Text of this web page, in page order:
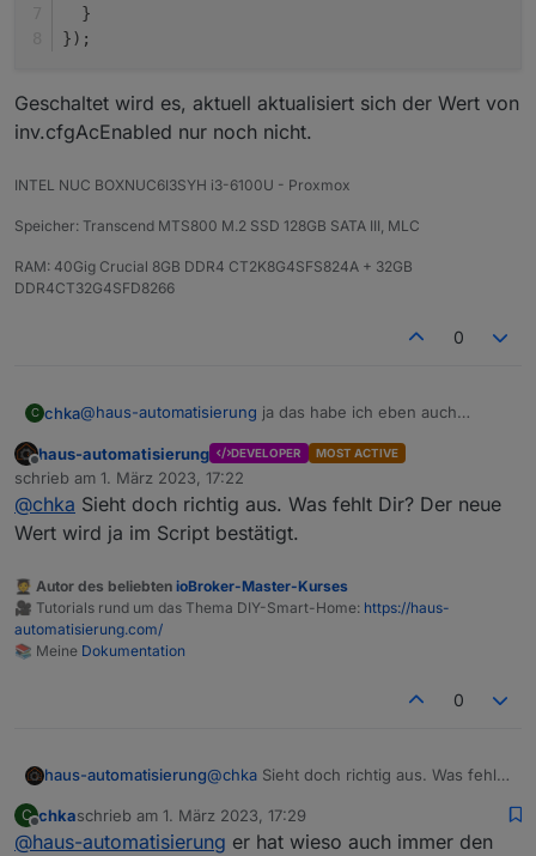
  }
});
Geschaltet wird es, aktuell aktualisiert sich der Wert von
inv.cfgAcEnabled nur noch nicht.
INTEL NUC BOXNUC6I3SYH i3-6100U - Proxmox
Speicher: Transcend MTS800 M.2 SSD 128GB SATA III, MLC
RAM: 40Gig Crucial 8GB DDR4 CT2K8G4SFS824A + 32GB
DDR4CT32G4SFD8266
0
C chka@haus-automatisierung ja das habe ich eben auch
auf dem schlauch
Bin aktuell ein Stück weiter; habe noch inv.cfgAcEnabled
zu den changeableStates hinzugefügt
const changeableStates = [
  'mppt.cfgChgWatts',
  'mppt.chgPauseFlag',
  'bms_emsStatus.minDsgSoc',
  'inv.cfgAcEnabled'
des Weiteren in Zeile 81 noch folgendes hinzugefügt:
on({ id: `${prefix}.inv.cfgAcEnabled`,
  const newVal = obj.state.val;
    if (newVal >= 0 && newVal <= 1) {
    setAcOutput(newVal);
await setStateAsync(obj.id, { val:
Geschaltet wird es, aktuell aktualisiert sich der Wert von
inv.cfgAcEnabled nur noch nicht.
Offline
haus-automatisierung DEVELOPER MOST ACTIVE
schrieb am 1. März 2023, 17:22
zuletzt editiert von
@chka Sieht doch richtig aus. Was fehlt Dir? Der neue
Wert wird ja im Script bestätigt.
🧑‍🎓 Autor des beliebten ioBroker-Master-Kurses
🎥 Tutorials rund um das Thema DIY-Smart-Home: https://haus-
automatisierung.com/
📚 Meine Dokumentation
0
haus-automatisierung@chka Sieht doch richtig aus. Was fehlt
bestätigt.
C
Offline
chkaschrieb am 1. März 2023, 17:29
zuletzt editiert von
@haus-automatisierung er hat wieso auch immer den